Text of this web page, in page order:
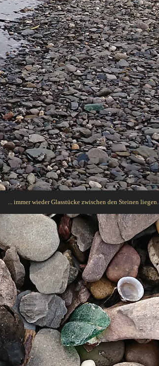
... immer wieder Glasstücke zwischen den Steinen liegen.